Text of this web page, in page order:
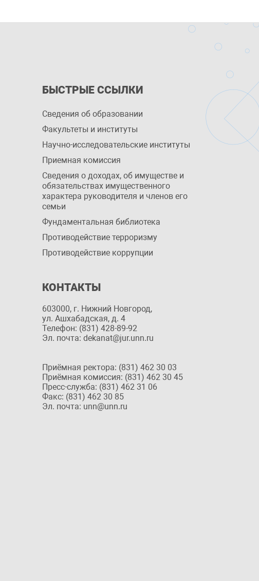
БЫСТРЫЕ ССЫЛКИ
Сведения об образовании
Факультеты и институты
Научно-исследовательские институты
Приемная комиссия
Сведения о доходах, об имуществе и
обязательствах имущественного
характера руководителя и членов его
семьи
Фундаментальная библиотека
Противодействие терроризму
Противодействие коррупции
КОНТАКТЫ
603000, г. Нижний Новгород,
ул. Ашхабадская, д. 4
Телефон: (831) 428-89-92
Эл. почта: dekanat@jur.unn.ru
Приёмная ректора: (831) 462 30 03
Приёмная комиссия: (831) 462 30 45
Пресс-служба: (831) 462 31 06
Факс: (831) 462 30 85
Эл. почта: unn@unn.ru